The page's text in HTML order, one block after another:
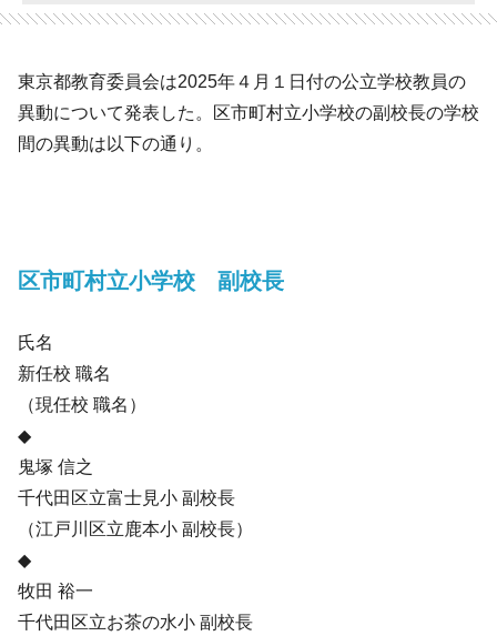
東京都教育委員会は2025年４月１日付の公立学校教員の
異動について発表した。区市町村立小学校の副校長の学校
間の異動は以下の通り。
区市町村立小学校 副校長
氏名
新任校 職名
（現任校 職名）
◆
鬼塚 信之
千代田区立富士見小 副校長
（江戸川区立鹿本小 副校長）
◆
牧田 裕一
千代田区立お茶の水小 副校長